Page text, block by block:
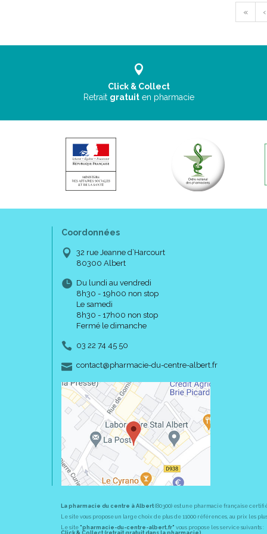
« ‹
Click & Collect
Retrait gratuit en pharmacie
Coordonnées
32 rue Jeanne d’Harcourt
80300 Albert
Du lundi au vendredi
8h30 - 19h00 non stop
Le samedi
8h30 - 17h00 non stop
Fermé le dimanche
03 22 74 45 50
contact-
@-
pharmacie-du-centre-albert.fr
La pharmacie du centre à Albert (80300) est une pharmacie française
Le site vous propose un large choix de plus de 11000 références, au prix les
Le site "pharmacie-du-centre-albert.fr" vous propose les service suivants :
Click & Collect (retrait gratuit dans la pharmacie).